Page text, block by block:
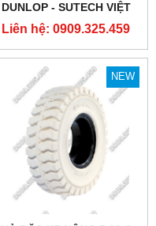
DUNLOP - SUTECH VIỆT
NAM
Liên hệ: 0909.325.459
NEW